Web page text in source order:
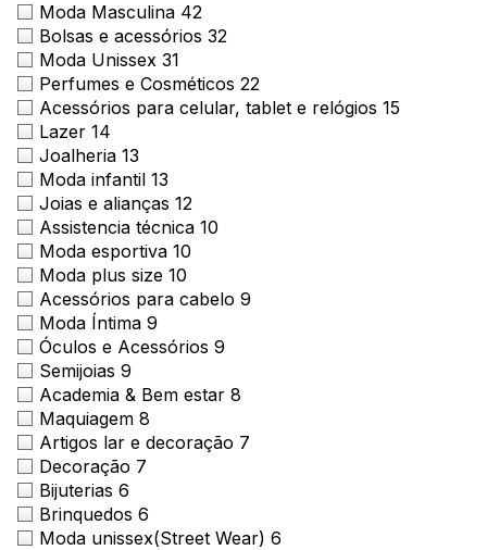
ENDEREÇO
Rua Konrad Adenauer, 370 Tarumã – Curitiba/PR
CEP: 82821-020
Ver local
Chamar Uber
CONTATO
(41) 3216-1600
WhatsApp
Comodidades
Moda Masculina 42
Bolsas e acessórios 32
Moda Unissex 31
Perfumes e Cosméticos 22
Acessórios para celular, tablet e relógios 15
Lazer 14
Joalheria 13
Moda infantil 13
Joias e alianças 12
Assistencia técnica 10
Moda esportiva 10
Moda plus size 10
Acessórios para cabelo 9
Moda Íntima 9
Óculos e Acessórios 9
Semijoias 9
Academia & Bem estar 8
Maquiagem 8
Artigos lar e decoração 7
Decoração 7
Bijuterias 6
Brinquedos 6
Moda unissex(Street Wear) 6